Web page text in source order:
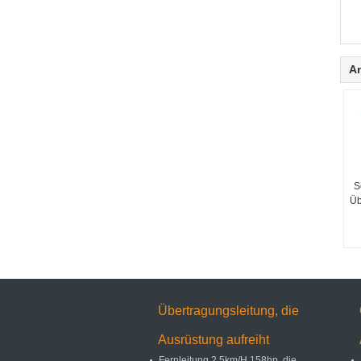
Übertragungsleitung, die
Ausrüstung aufreiht